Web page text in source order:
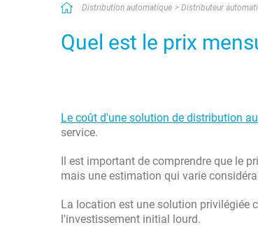
Distribution automatique Distributeur
Quel est le prix
Le coût d'une solution de distribution
service.
Il est important de comprendre que le
mais une estimation qui varie
La location est une solution privilégiée
l'investissement initial lourd.